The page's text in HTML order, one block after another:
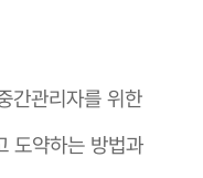
간관리자를 위한
도약하는 방법과